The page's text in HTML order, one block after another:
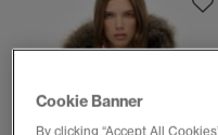
Cookie Banner
By clicking “Accept All